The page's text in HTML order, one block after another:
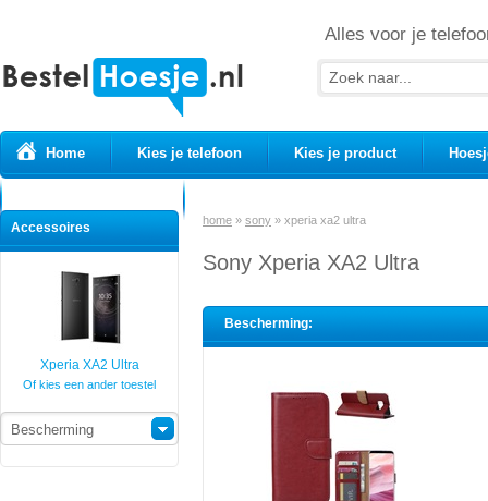
Alles voor je
Home Kies je telefoon Kies je product
Accessoires
Xperia XA2 Ultra
Of kies een ander toestel
Bescherming
home » sony » xperia xa2 ultra
Sony Xperia XA2 Ultra
Bescherming: